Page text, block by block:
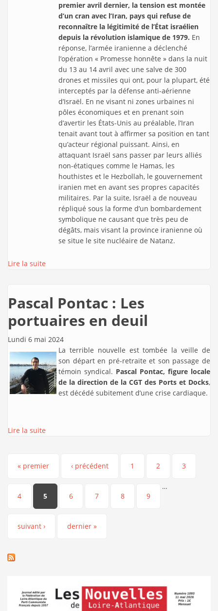
premier avril dernier, la tension est montée
d’un cran avec l’Iran, pays qui refuse de
reconnaître la légitimité de l’État israélien
depuis la révolution islamique de 1979. En
réponse, l’armée iranienne a déclenché
l’opération « Promesse honnête » dans la nuit
du 13 au 14 avril avec une salve de 300
drones et missiles qui ont, pour la plupart, été
interceptés par la défense anti-aérienne
d’Israël. En ne visant ni zones urbaines ni
pôles économiques et en prenant soin
d’avertir les États-Unis au préalable, l’Iran
tenait avant tout à affirmer sa position en tant
qu’acteur régional puissant. Ainsi, en
attaquant Israël sans passer par leurs alliés
non-étatiques comme le Hamas, les
houthistes et le Hezbollah, le gouvernement
iranien met en avant ses propres capacités
militaires. Par la suite, Israël a de nouveau
répliqué sous la forme d’un bombardement
symbolique ne causant que très peu de
dégâts, mais visant la province iranienne où
se situe le site nucléaire de Natanz.
Lire la suite
Pascal Pontac : Les
portuaires en deuil
Lundi 6 mai 2024
La terrible nouvelle est tombée la veille de
son départ en pré-retraite et son passage de
témoin syndical. Pascal Pontac, figure locale
de la direction de la CGT des Ports et Docks,
est décédé subitement d’une crise cardiaque.
Lire la suite
Pages
« premier ‹ précédent 1 2 3
4 5 6 7 8 9
…
suivant › dernier »